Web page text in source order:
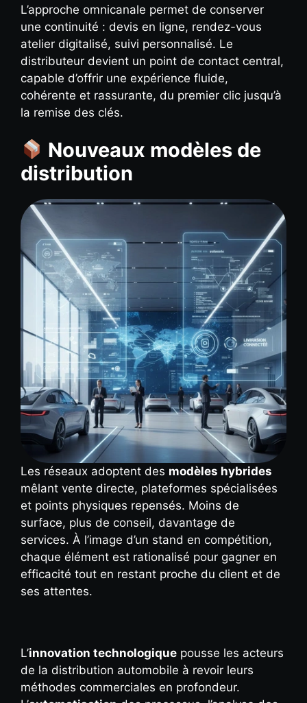
L’approche omnicanale permet de conserver
une continuité : devis en ligne, rendez-vous
atelier digitalisé, suivi personnalisé. Le
distributeur devient un point de contact central,
capable d’offrir une expérience fluide,
cohérente et rassurante, du premier clic jusqu’à
la remise des clés.
Nouveaux modèles de
distribution
Les réseaux adoptent des modèles hybrides
mêlant vente directe, plateformes spécialisées
et points physiques repensés. Moins de
surface, plus de conseil, davantage de
services. À l’image d’un stand en compétition,
chaque élément est rationalisé pour gagner en
efficacité tout en restant proche du client et de
ses attentes.
L’innovation technologique pousse les acteurs
de la distribution automobile à revoir leurs
méthodes commerciales en profondeur.